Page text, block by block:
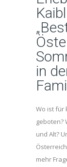
in
Wo ist für
geboten?
und Alt?
mehr